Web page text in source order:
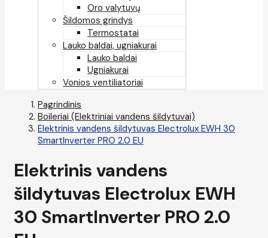
Oro valytuvų
Šildomos grindys
Termostatai
Lauko baldai, ugniakurai
Lauko baldai
Ugniakurai
Vonios ventiliatoriai
Pagrindinis
Boileriai (Elektriniai vandens šildytuvai)
Elektrinis vandens šildytuvas Electrolux EWH 30
SmartInverter PRO 2.0 EU
Elektrinis vandens
šildytuvas Electrolux EWH
30 SmartInverter PRO 2.0